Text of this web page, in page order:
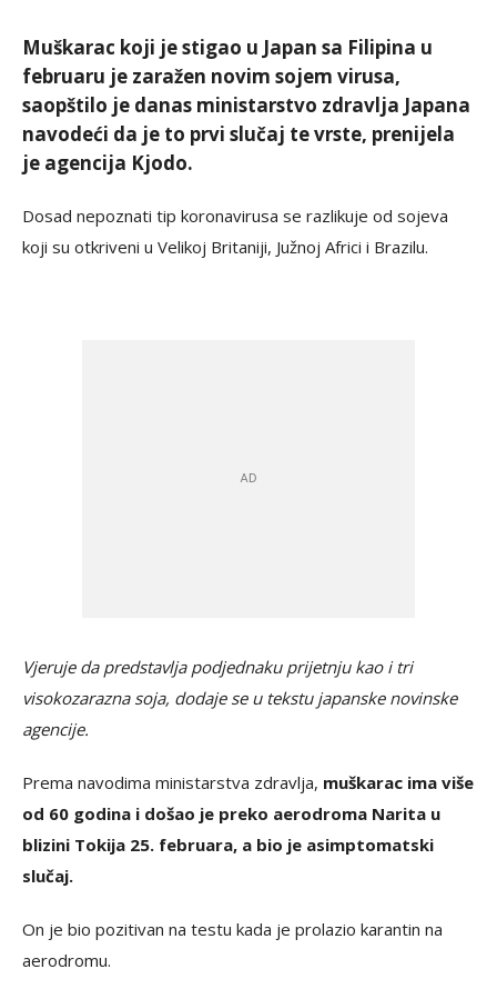
Muškarac koji je stigao u Japan sa Filipina u
februaru je zaražen novim sojem virusa,
saopštilo je danas ministarstvo zdravlja Japana
navodeći da je to prvi slučaj te vrste, prenijela
je agencija Kjodo.
Dosad nepoznati tip koronavirusa se razlikuje od sojeva
koji su otkriveni u Velikoj Britaniji, Južnoj Africi i Brazilu.
Vjeruje da predstavlja podjednaku prijetnju kao i tri
visokozarazna soja, dodaje se u tekstu japanske novinske
agencije.
Prema navodima ministarstva zdravlja, muškarac ima više
od 60 godina i došao je preko aerodroma Narita u
blizini Tokija 25. februara, a bio je asimptomatski
slučaj.
On je bio pozitivan na testu kada je prolazio karantin na
aerodromu.